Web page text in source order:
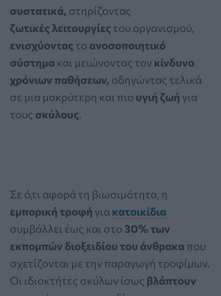
συστατικά, στηρίζοντας
ζωτικές λειτουργίες του οργανισμού,
ενισχύοντας το ανοσοποιητικό
σύστημα και μειώνοντας τον κίνδυνο
χρόνιων παθήσεων, οδηγώντας τελικά
σε μια μακρύτερη και πιο υγιή ζωή για
τους σκύλους.
Σε ό,τι αφορά τη βιωσιμότητα, η
εμπορική τροφή για κατοικίδια
συμβάλλει έως και στο 30% των
εκπομπών διοξειδίου του άνθρακα που
σχετίζονται με την παραγωγή τροφίμων.
Οι ιδιοκτήτες σκύλων ίσως βλάπτουν